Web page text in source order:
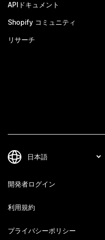
APIドキュメント
Shopify コミュニティ
リサーチ
開発者ログイン
利用規約
プライバシーポリシー